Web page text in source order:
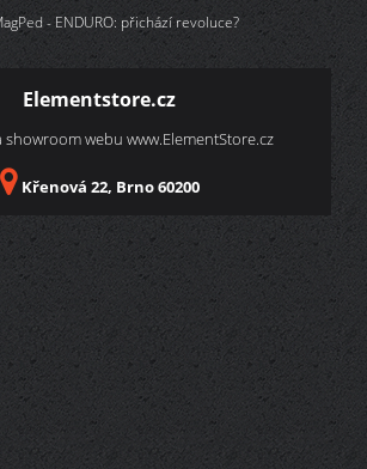
- ENDURO: přichází revoluce?
Elementstore.cz
showroom webu www.ElementStore.cz
Křenová 22, Brno 60200